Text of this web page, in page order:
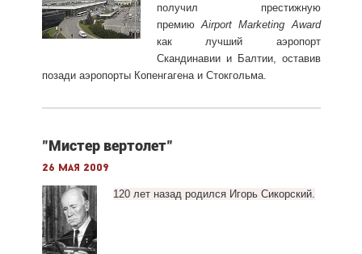
получил престижную
премию Airport Marketing Award
как лучший аэропорт
Скандинавии и Балтии, оставив
позади аэропорты Копенгагена и Стокгольма.
"Мистер вертолет"
26 мая 2009
120 лет назад родился Игорь Сикорский.